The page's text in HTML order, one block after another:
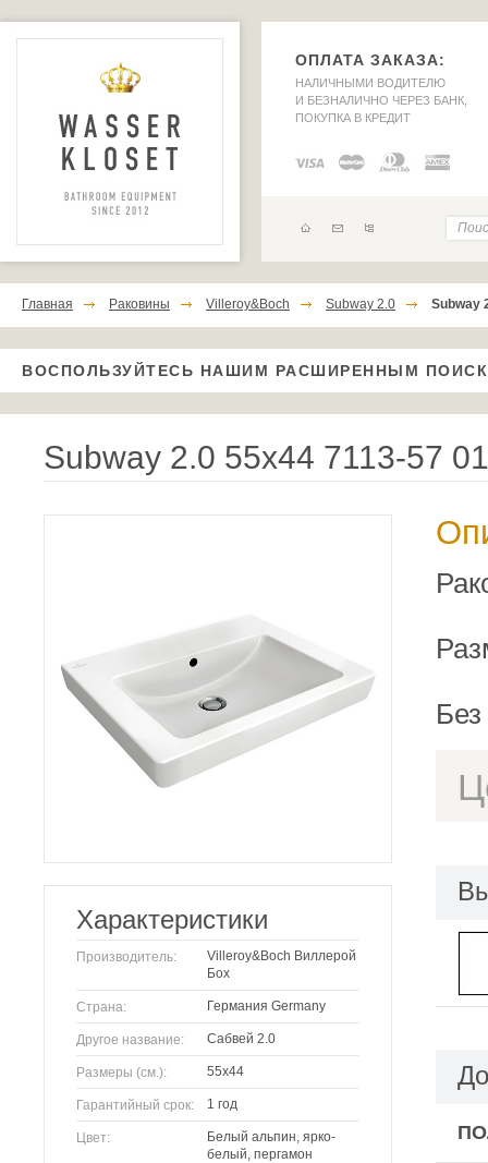
ОПЛАТА ЗАКАЗА:
НАЛИЧНЫМИ ВОДИТЕЛЮ
И БЕЗНАЛИЧНО ЧЕРЕЗ БАНК,
ПОКУПКА В КРЕДИТ
Главная Раковины Villeroy&Boch Subway 2.0 Subway
ВОСПОЛЬЗУЙТЕСЬ НАШИМ РАСШИРЕННЫМ
Subway 2.0 55x44 7113-57 01
Характеристики
Производитель:
Villeroy&Boch Виллерой
Бох
Страна: Германия Germany
Другое название: Сабвей 2.0
Размеры (см.): 55x44
Гарантийный срок: 1 год
Цвет:
Белый альпин, ярко-
белый, пергамон